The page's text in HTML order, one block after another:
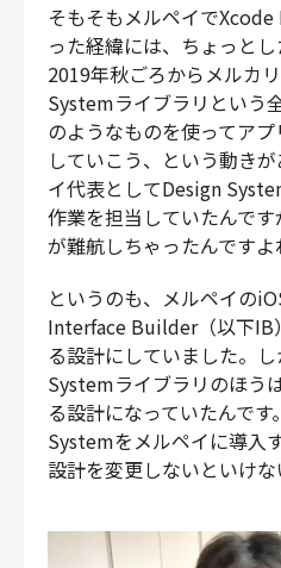
そもそもメルペイで
った経緯には、ちょっとし
2019年秋ごろからメルカ
Systemライブラリという
のようなものを使ってア
していこう、という動き
イ代表としてDesign
作業を担当していたんで
が難航しちゃったんですよ
というのも、メルペイの
Interface Builder（以下IB
る設計にしていました。
Systemライブラリのほう
る設計になっていたんで
Systemをメルペイに導入
設計を変更しないといけな